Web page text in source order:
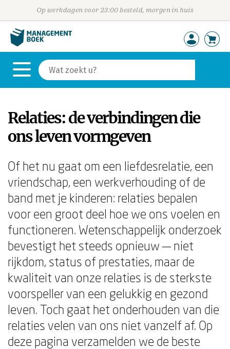
Op werkdagen voor 23:00 besteld, morgen in huis
Relaties: de verbindingen die
ons leven vormgeven
Of het nu gaat om een liefdesrelatie, een
vriendschap, een werkverhouding of de
band met je kinderen: relaties bepalen
voor een groot deel hoe we ons voelen en
functioneren. Wetenschappelijk onderzoek
bevestigt het steeds opnieuw — niet
rijkdom, status of prestaties, maar de
kwaliteit van onze relaties is de sterkste
voorspeller van een gelukkig en gezond
leven. Toch gaat het onderhouden van die
relaties velen van ons niet vanzelf af. Op
deze pagina verzamelden we de beste